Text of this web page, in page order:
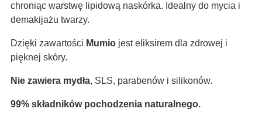
chroniąc warstwę lipidową naskórka. Idealny do mycia i
demakijażu twarzy.
Dzięki zawartości Mumio jest eliksirem dla zdrowej i
pięknej skóry.
Nie zawiera mydła, SLS, parabenów i silikonów.
99% składników pochodzenia naturalnego.